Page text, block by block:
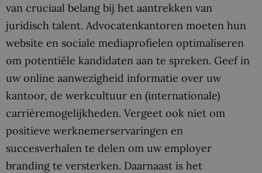
van cruciaal belang bij het aantrekken van
juridisch talent. Advocatenkantoren moeten hun
website en sociale mediaprofielen optimaliseren
om potentiële kandidaten aan te spreken. Geef in
uw online aanwezigheid informatie over uw
kantoor, de werkcultuur en (internationale)
carrièremogelijkheden. Vergeet ook niet om
positieve werknemerservaringen en
succesverhalen te delen om uw employer
branding te versterken. Daarnaast is het